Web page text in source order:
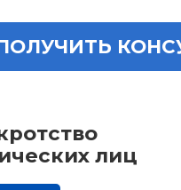
лиц